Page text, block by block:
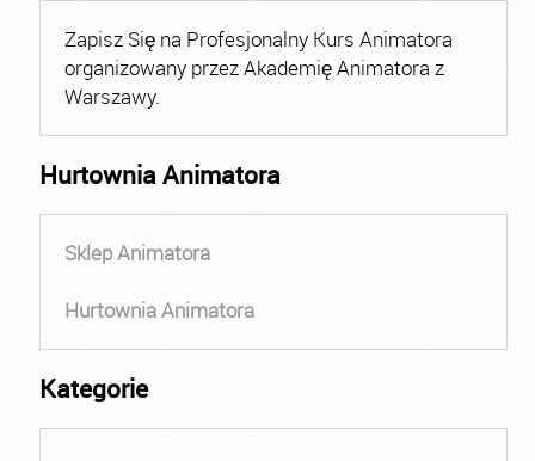
Zapisz Się na Profesjonalny Kurs Animatora
organizowany przez Akademię Animatora z
Warszawy.
Hurtownia Animatora
Sklep Animatora
Hurtownia Animatora
Kategorie